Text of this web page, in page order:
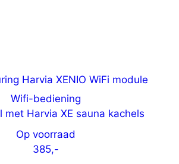
Harvia XENIO WiFi module
Wifi-bediening
met Harvia XE sauna kachels
Op voorraad
385,-